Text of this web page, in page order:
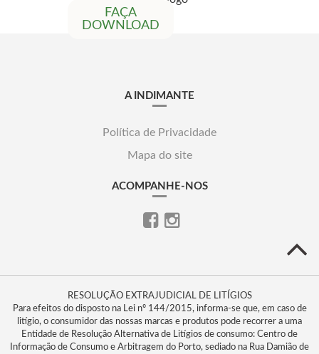
FAÇA
DOWNLOAD
A INDIMANTE
Política de Privacidade
Mapa do site
ACOMPANHE-NOS
RESOLUÇÃO EXTRAJUDICIAL DE LITÍGIOS
Para efeitos do disposto na Lei nº 144/2015, informa-se que, em caso de
litígio, o consumidor das nossas marcas e produtos pode recorrer a uma
Entidade de Resolução Alternativa de Litígios de consumo: Centro de
Informação de Consumo e Arbitragem do Porto, sediado na Rua Damião de